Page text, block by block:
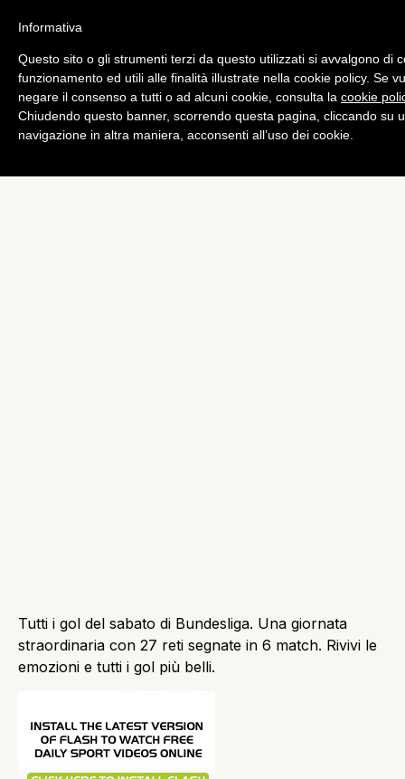
Bundesliga
VIDEO – Tutti i gol del
sabato in Bundesliga
Tutti i gol del sabato di Bundesliga. Una giornata
straordinaria con 27 reti segnate in 6 match. Rivivi le
emozioni e tutti i gol più belli.
Informativa
Questo sito o gli strumenti terzi da questo utilizzati si avvalgono di
funzionamento ed utili alle finalità illustrate nella cookie policy. Se
negare il consenso a tutti o ad alcuni cookie, consulta la cookie
Chiudendo questo banner, scorrendo questa pagina, cliccando su
navigazione in altra maniera, acconsenti all’uso dei cookie.